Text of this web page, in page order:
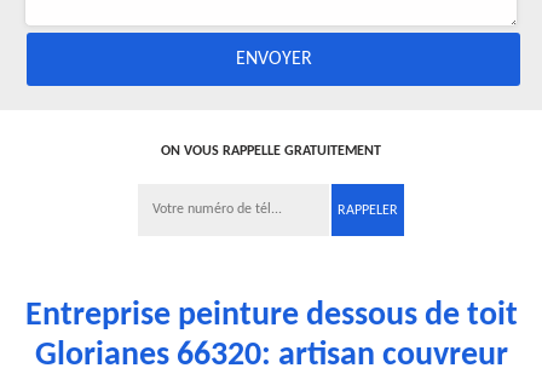
ON VOUS RAPPELLE GRATUITEMENT
Entreprise peinture dessous de toit
Glorianes 66320: artisan couvreur